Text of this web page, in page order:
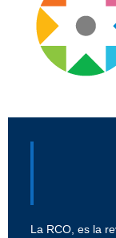
La RCO, es la